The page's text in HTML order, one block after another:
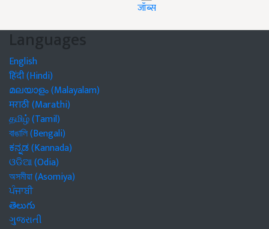
जॉब्स
Languages
English
हिंदी (Hindi)
മലയാളം (Malayalam)
मराठी (Marathi)
தமிழ் (Tamil)
বাঙালি (Bengali)
ಕನ್ನಡ (Kannada)
ଓଡିଆ (Odia)
অসমীয়া (Asomiya)
ਪੰਜਾਬੀ
తెలుగు
ગુજરાતી